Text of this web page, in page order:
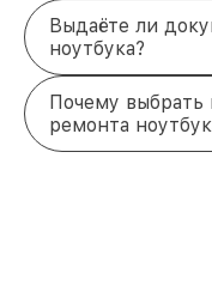
консультации и
Выдаёте ли
ноутбука?
Почему
ремонта